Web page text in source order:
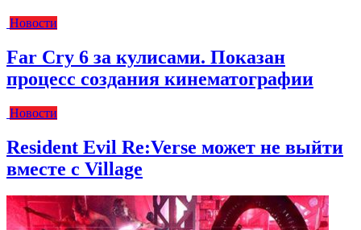
Новости
Far Cry 6 за кулисами. Показан
процесс создания кинематографии
Новости
Resident Evil Re:Verse может не выйти
вместе с Village